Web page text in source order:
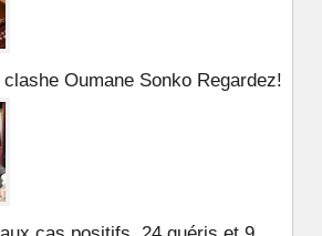
Oumane Sonko Regardez!